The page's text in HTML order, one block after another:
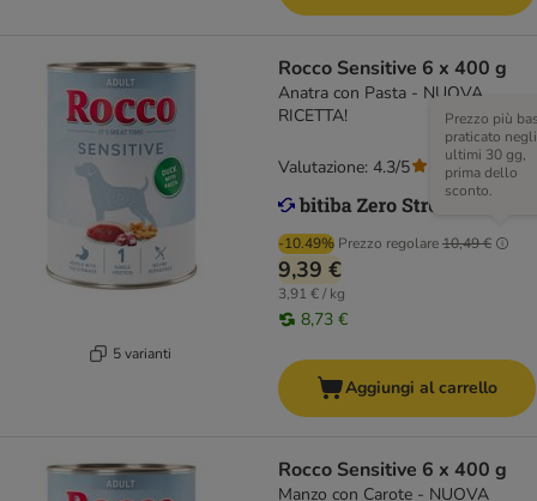
5 varianti
Rocco Sensitive 6 x 400 g
Anatra con Pasta - NUOVA
RICETTA!
-10.49% Prezzo regolare10,49 €
Prezzo più
praticato negli
ultimi 30 gg,
prima dello
sconto.
9,39 €
3,91 € / kg
8,73 €
Valutazione: 4.3/5 (56
Aggiungi al carrello
Rocco Sensitive 6 x 400 g
Manzo con Carote - NUOVA